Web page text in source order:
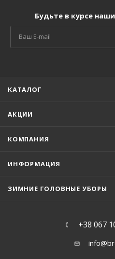
Будьте в курсе
КАТАЛОГ
АКЦИИ
КОМПАНИЯ
ИНФОРМАЦИЯ
ЗИМНИЕ ГОЛОВНЫЕ УБОРЫ
+38 067